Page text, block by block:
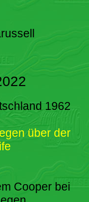
1962
über der
Cooper bei